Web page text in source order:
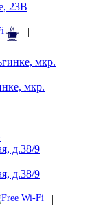
23В
|
мкр.
д.38/9
|